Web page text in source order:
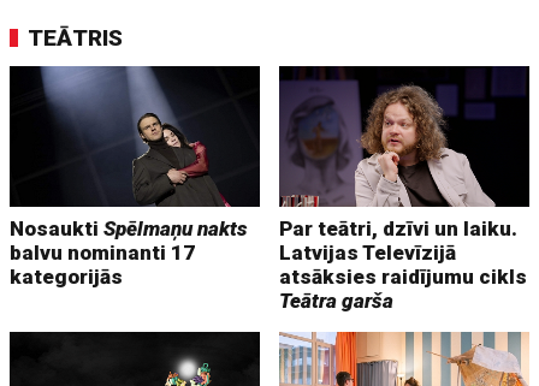
TEĀTRIS
NosauktiSpēlmaņu nakts
balvu nominanti 17
kategorijās
Par teātri, dzīvi un laiku.
Latvijas Televīzijā
atsāksies raidījumu cikls
Teātra garša